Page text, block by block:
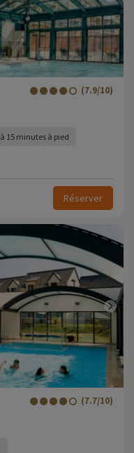
(7.9/10)
15 minutes à pied
Réserver
(7.7/10)